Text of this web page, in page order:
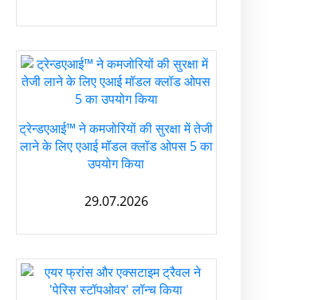
ट्रेन्डएआई™ ने कमजोरियों की सुरक्षा में तेजी
लाने के लिए एआई मॉडल क्लॉड ओपस 5 का
उपयोग किया
29.07.2026